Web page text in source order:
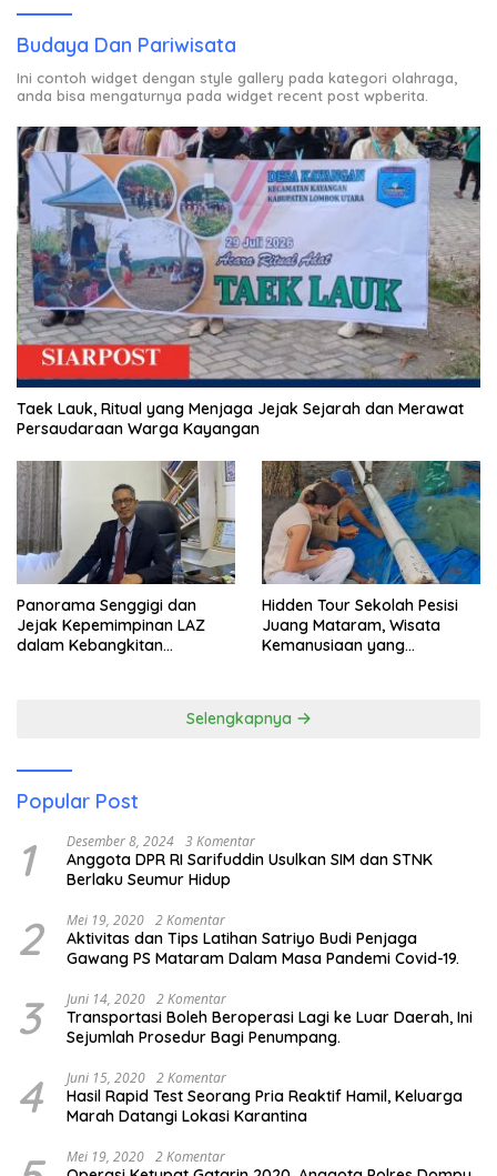
Budaya Dan Pariwisata
Ini contoh widget dengan style gallery pada kategori olahraga,
anda bisa mengaturnya pada widget recent post wpberita.
Taek Lauk, Ritual yang Menjaga Jejak Sejarah dan Merawat
Persaudaraan Warga Kayangan
Panorama Senggigi dan
Jejak Kepemimpinan LAZ
dalam Kebangkitan
Hidden Tour Sekolah Pesisi
Juang Mataram, Wisata
Kemanusiaan yang
Selengkapnya
Popular Post
1 Desember 8, 2024 3 Komentar
Anggota DPR RI Sarifuddin Usulkan SIM dan STNK
Berlaku Seumur Hidup
2 Mei 19, 2020 2 Komentar
Aktivitas dan Tips Latihan Satriyo Budi Penjaga
Gawang PS Mataram Dalam Masa Pandemi Covid-19.
3 Juni 14, 2020 2 Komentar
Transportasi Boleh Beroperasi Lagi ke Luar Daerah, Ini
Sejumlah Prosedur Bagi Penumpang.
4 Juni 15, 2020 2 Komentar
Hasil Rapid Test Seorang Pria Reaktif Hamil, Keluarga
Marah Datangi Lokasi Karantina
Mei 19, 2020 2 Komentar